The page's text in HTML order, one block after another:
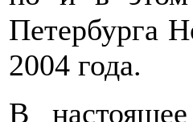
Петербурга
2004 года.
В